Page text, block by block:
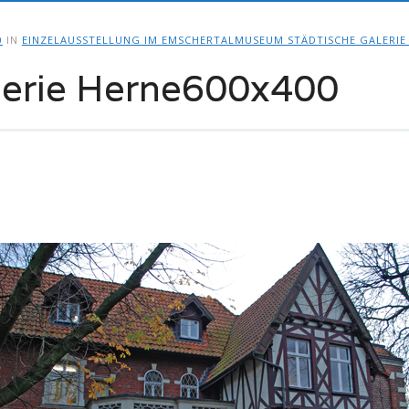
IN EINZELAUSSTELLUNG IM EMSCHERTALMUSEUM STÄDTISCHE GALERIE
Herne600x400